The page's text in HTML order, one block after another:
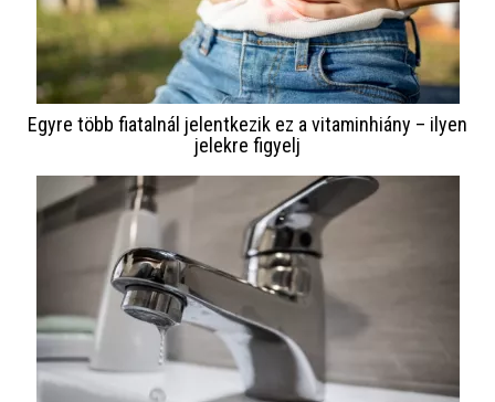
Egyre több fiatalnál jelentkezik ez a vitaminhiány – ilyen
jelekre figyelj